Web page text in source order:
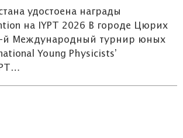
удостоена награды
на IYPT 2026 В городе Цюрих
й Международный турнир юных
Young Physicists’